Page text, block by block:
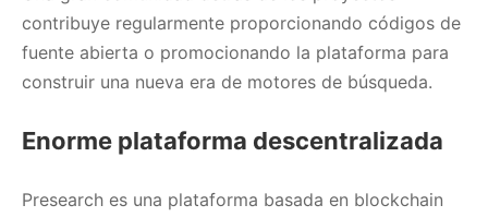
contribuye regularmente proporcionando códigos de
fuente abierta o promocionando la plataforma para
construir una nueva era de motores de búsqueda.
Enorme plataforma descentralizada
Presearch es una plataforma basada en blockchain